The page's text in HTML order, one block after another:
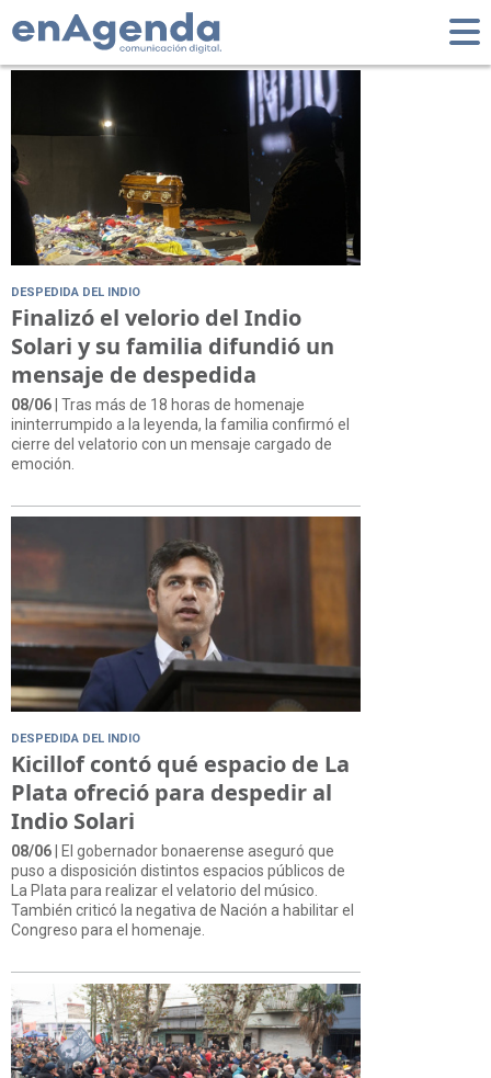
Tag: Avellaneda
DESPEDIDA DEL INDIO
Finalizó el velorio del Indio
Solari y su familia difundió un
mensaje de despedida
08/06 | Tras más de 18 horas de homenaje
ininterrumpido a la leyenda, la familia confirmó el
cierre del velatorio con un mensaje cargado de
emoción.
DESPEDIDA DEL INDIO
Kicillof contó qué espacio de La
Plata ofreció para despedir al
Indio Solari
08/06 | El gobernador bonaerense aseguró que
puso a disposición distintos espacios públicos de
La Plata para realizar el velatorio del músico.
También criticó la negativa de Nación a habilitar el
Congreso para el homenaje.